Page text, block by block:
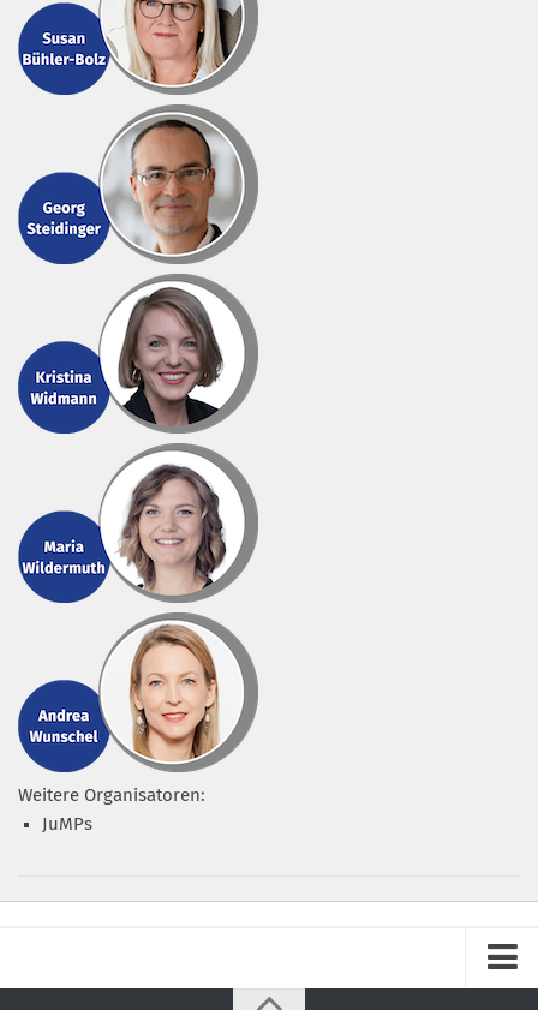
Weitere Organisatoren:
JuMPs